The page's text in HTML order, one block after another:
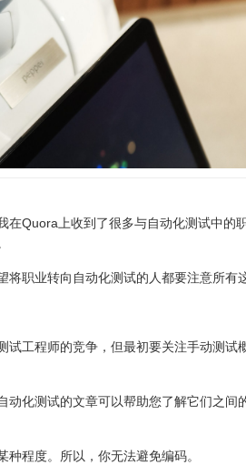
在Quora上收到了很多与自动化测试中的
将职业转向自动化测试的人都要注意所有
试工程师的竞争，但最初要关注手动测试
动化测试的文章可以帮助您了解它们之间
程度。所以，你无法避免编码。